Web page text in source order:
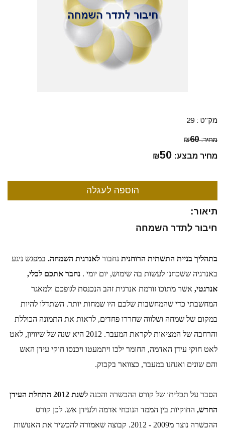
מק"ט : 29
מחיר: ₪60
מחיר מבצע: ₪50
תיאור:
חיבור לתדר השמחה
בתהליך בניית התשתית הרוחנית נחבור לאנרגית השמחה.
באנרגיה ששכחנו לעשות בה שימוש, יום יומי .
אנרגטי,
והם שונים ואנחנו במעבר, כצוואר בקבוק.
הסבר על תכליתו של קורס ההכשרה והכנה ל
החדש,